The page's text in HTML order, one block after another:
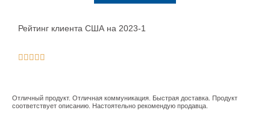
Рейтинг клиента США на 2023-1

Отличный продукт. Отличная коммуникация. Быстрая доставка. Продукт
соответствует описанию. Настоятельно рекомендую продавца.